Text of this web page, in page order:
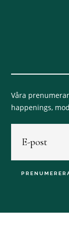
Våra
happenings,